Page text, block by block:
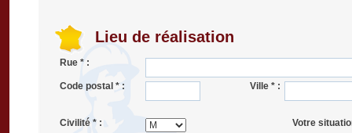
Lieu de réalisation
Rue * :
Code postal * : Ville * :
Civilité * :
Votre